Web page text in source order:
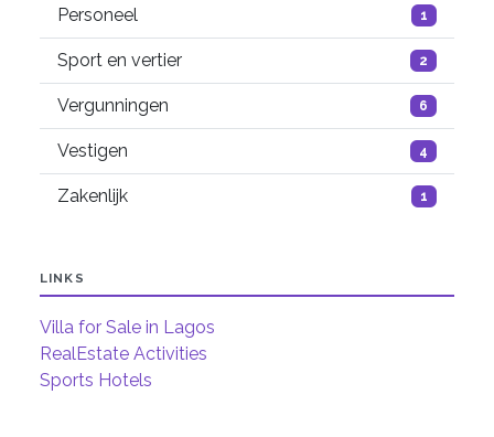
Personeel 1
Sport en vertier 2
Vergunningen 6
Vestigen 4
Zakenlijk 1
LINKS
Villa for Sale in Lagos
RealEstate Activities
Sports Hotels